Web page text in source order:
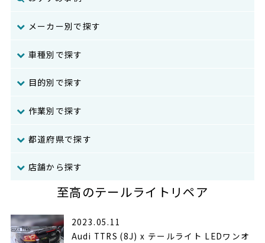
メーカー別で探す
車種別で探す
目的別で探す
作業別で探す
都道府県で探す
店舗から探す
至高のテールライトリペア
2023.05.11
Audi TTRS (8J) x テールライト LEDワンオ